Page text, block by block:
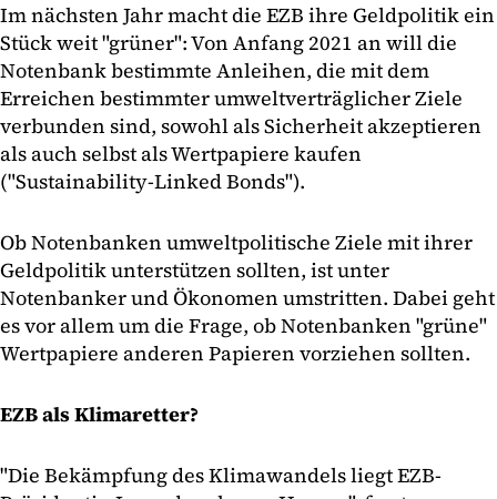
Im nächsten Jahr macht die EZB ihre Geldpolitik ein
Stück weit "grüner": Von Anfang 2021 an will die
Notenbank bestimmte Anleihen, die mit dem
Erreichen bestimmter umweltverträglicher Ziele
verbunden sind, sowohl als Sicherheit akzeptieren
als auch selbst als Wertpapiere kaufen
("Sustainability-Linked Bonds").
Ob Notenbanken umweltpolitische Ziele mit ihrer
Geldpolitik unterstützen sollten, ist unter
Notenbanker und Ökonomen umstritten. Dabei geht
es vor allem um die Frage, ob Notenbanken "grüne"
Wertpapiere anderen Papieren vorziehen sollten.
EZB als Klimaretter?
"Die Bekämpfung des Klimawandels liegt EZB-